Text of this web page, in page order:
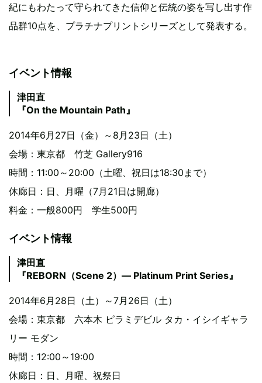
紀にもわたって守られてきた信仰と伝統の姿を写し出す作
品群10点を、プラチナプリントシリーズとして発表する。
イベント情報
津田直
『On the Mountain Path』
2014年6月27日（金）～8月23日（土）
会場：東京都 竹芝 Gallery916
時間：11:00～20:00（土曜、祝日は18:30まで）
休廊日：日、月曜（7月21日は開廊）
料金：一般800円 学生500円
イベント情報
津田直
『REBORN（Scene 2）― Platinum Print Series』
2014年6月28日（土）～7月26日（土）
会場：東京都 六本木 ピラミデビル タカ・イシイギャラ
リー モダン
時間：12:00～19:00
休廊日：日、月曜、祝祭日